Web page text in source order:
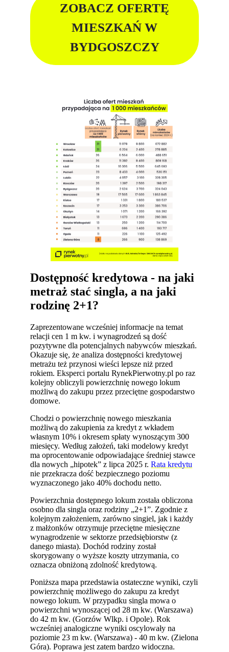
ZOBACZ OFERTĘ
MIESZKAŃ W
BYDGOSZCZY
Dostępność kredytowa - na jaki
metraż stać singla, a na jaki
rodzinę 2+1?
Zaprezentowane wcześniej informacje na temat
relacji cen 1 m kw. i wynagrodzeń są dość
pozytywne dla potencjalnych nabywców mieszkań.
Okazuje się, że analiza dostępności kredytowej
metrażu też przynosi wieści lepsze niż przed
rokiem. Eksperci portalu RynekPierwotny.pl po raz
kolejny obliczyli powierzchnię nowego lokum
możliwą do zakupu przez przeciętne gospodarstwo
domowe.
Chodzi o powierzchnię nowego mieszkania
możliwą do zakupienia za kredyt z wkładem
własnym 10% i okresem spłaty wynoszącym 300
miesięcy. Według założeń, taki modelowy kredyt
ma oprocentowanie odpowiadające średniej stawce
dla nowych „hipotek” z lipca 2025 r.Rata kredytu
nie przekracza dość bezpiecznego poziomu
wyznaczonego jako 40% dochodu netto.
Powierzchnia dostępnego lokum została obliczona
osobno dla singla oraz rodziny „2+1”. Zgodnie z
kolejnym założeniem, zarówno singiel, jak i każdy
z małżonków otrzymuje przeciętne miesięczne
wynagrodzenie w sektorze przedsiębiorstw (z
danego miasta). Dochód rodziny został
skorygowany o wyższe koszty utrzymania, co
oznacza obniżoną zdolność kredytową.
Poniższa mapa przedstawia ostateczne wyniki, czyli
powierzchnię możliwego do zakupu za kredyt
nowego lokum. W przypadku singla mowa o
powierzchni wynoszącej od 28 m kw. (Warszawa)
do 42 m kw. (Gorzów Wlkp. i Opole). Rok
wcześniej analogiczne wyniki oscylowały na
poziomie 23 m kw. (Warszawa) - 40 m kw. (Zielona
Góra). Poprawa jest zatem bardzo widoczna.